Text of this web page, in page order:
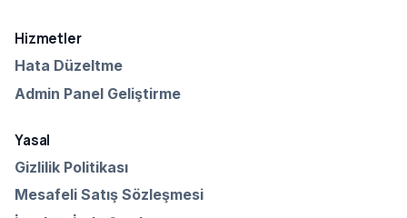
Hizmetler
Hata Düzeltme
Admin Panel Geliştirme
Yasal
Gizlilik Politikası
Mesafeli Satış Sözleşmesi